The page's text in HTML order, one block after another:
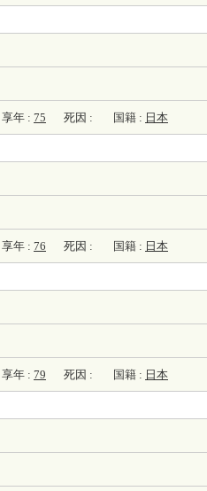
享年 : 75 死因 : 国籍 : 日本
享年 : 76 死因 : 国籍 : 日本
享年 : 79 死因 : 国籍 : 日本